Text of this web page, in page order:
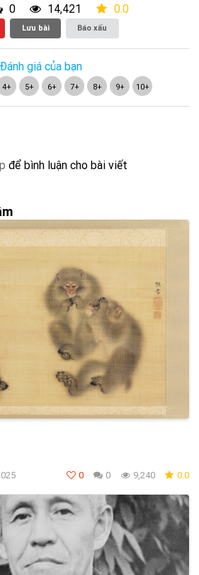
0 14,421 0.0
Lưu bài Báo xấu
Đánh giá của bạn
4+ 5+ 6+ 7+ 8+ 9+ 10+
để bình luận cho bài viết
0 0 9,240 0.0